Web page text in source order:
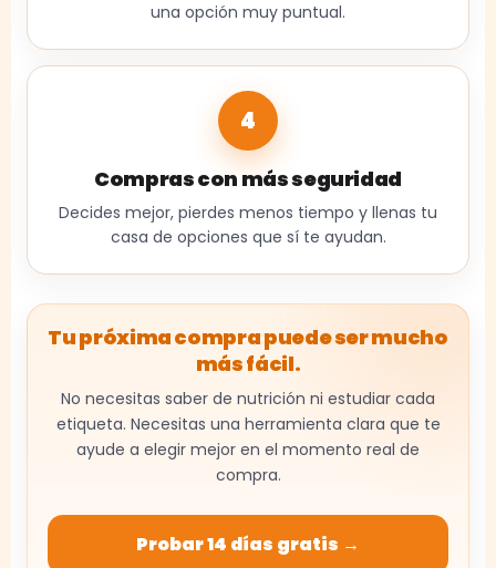
una opción muy puntual.
4
Compras con más seguridad
Decides mejor, pierdes menos tiempo y llenas tu
casa de opciones que sí te ayudan.
Tu próxima compra puede ser mucho
más fácil.
No necesitas saber de nutrición ni estudiar cada
etiqueta. Necesitas una herramienta clara que te
ayude a elegir mejor en el momento real de
compra.
Probar 14 días gratis →